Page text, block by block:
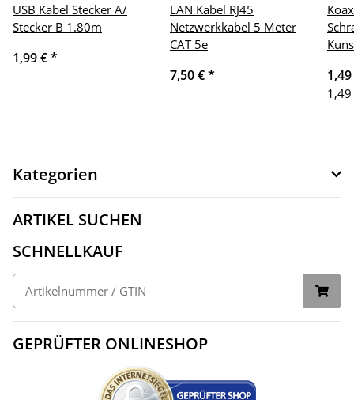
USB Kabel Stecker A/
Stecker B 1.80m
1,99 €*
LAN Kabel RJ45
Netzwerkkabel 5 Meter
CAT 5e
7,50 €*
Kategorien
ARTIKEL SUCHEN
SCHNELLKAUF
GEPRÜFTER ONLINESHOP